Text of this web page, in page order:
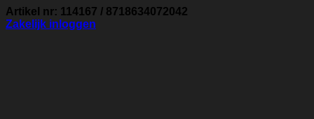
Artikel nr: 114167 / 8718634072042
Zakelijk inloggen